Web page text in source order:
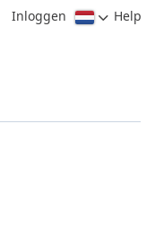
Inloggen Help